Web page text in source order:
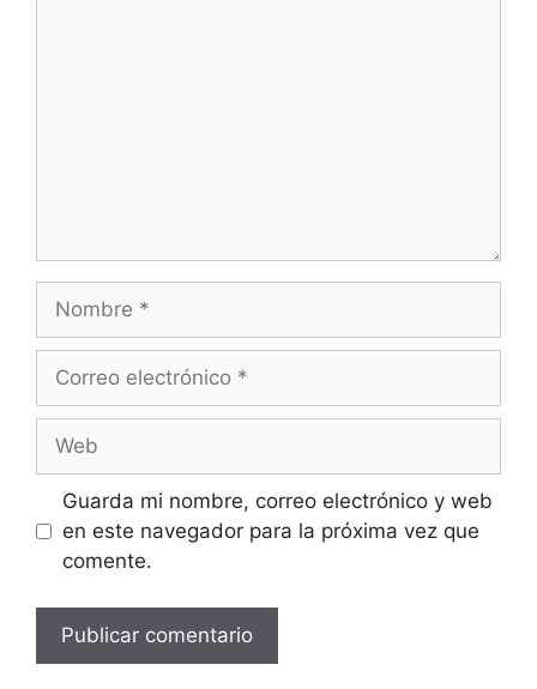
Nombre
Correo
Web
Guarda mi nombre, correo electrónico y web
en este navegador para la próxima vez que
comente.